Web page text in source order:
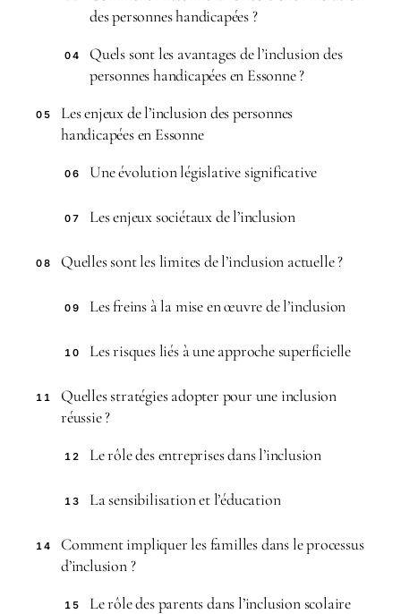
des personnes handicapées ?
04
Quels sont les avantages de l’inclusion des
personnes handicapées en Essonne ?
05
Les enjeux de l’inclusion des personnes
handicapées en Essonne
06 Une évolution législative significative
07 Les enjeux sociétaux de l’inclusion
08 Quelles sont les limites de l’inclusion actuelle ?
09 Les freins à la mise en œuvre de l’inclusion
10 Les risques liés à une approche superficielle
11
Quelles stratégies adopter pour une inclusion
réussie ?
12 Le rôle des entreprises dans l’inclusion
13 La sensibilisation et l’éducation
14
Comment impliquer les familles dans le processus
d’inclusion ?
15 Le rôle des parents dans l’inclusion scolaire